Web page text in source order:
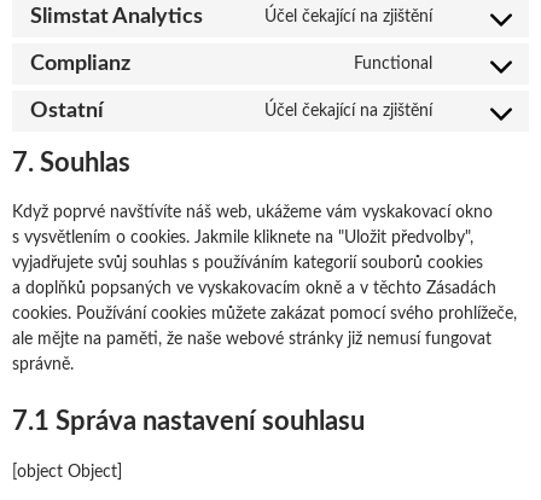
roundcube
wordpress
Slimstat Analytics Účel čekající na zjištění
Consent
slimstat-
Complianz Functional
Consent
Ostatní Účel čekající na zjištění
Consent
7. Souhlas
Když poprvé navštívíte náš web, ukážeme vám vyskakovací okno
s vysvětlením o cookies. Jakmile kliknete na "Uložit předvolby",
vyjadřujete svůj souhlas s používáním kategorií souborů cookies
a doplňků popsaných ve vyskakovacím okně a v těchto Zásadách
cookies. Používání cookies můžete zakázat pomocí svého prohlížeče,
ale mějte na paměti, že naše webové stránky již nemusí fungovat
správně.
7.1 Správa nastavení souhlasu
[object Object]